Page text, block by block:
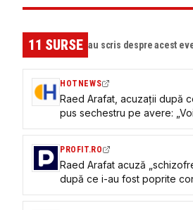
11 SURSE au scris despre acest
HOTNEWS
Raed Arafat, acuzații după
pus sechestru pe avere:
răspundere”
PROFIT.RO
Raed Arafat acuză
după ce i-au fost poprite
prejudiciu constă exclusiv